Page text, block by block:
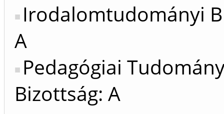
Irodalomtudományi
A
Pedagógiai
Bizottság: A